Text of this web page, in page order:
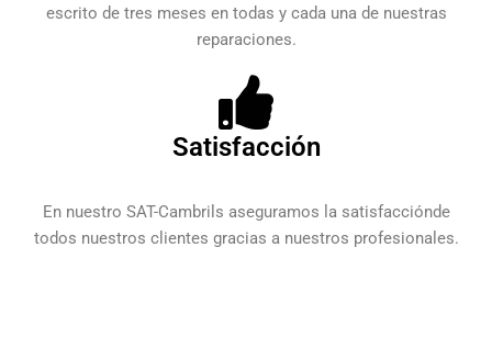
escrito de tres meses en todas y cada una de nuestras
reparaciones.
Satisfacción
En nuestro SAT-Cambrils aseguramos la satisfacciónde
todos nuestros clientes gracias a nuestros profesionales.